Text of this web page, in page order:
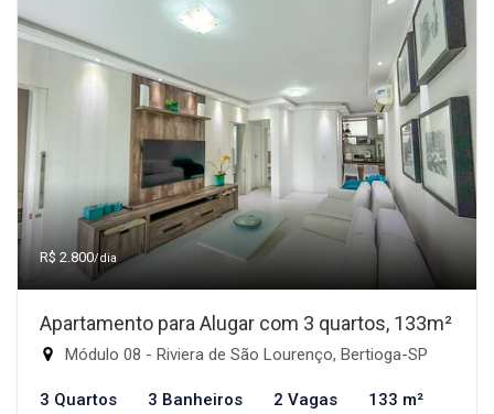
R$ 2.800/dia
Apartamento para Alugar com 3 quartos, 133m²
Módulo 08 - Riviera de São Lourenço, Bertioga-SP
3 Quartos 3 Banheiros 2 Vagas 133 m²